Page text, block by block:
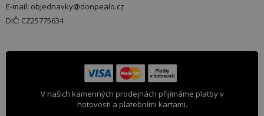
E-mail: objednavky@donpealo.cz
DIČ: CZ25775634
V našich kamenných prodejnách přijímáme platby v
hotovosti a platebními kartami.